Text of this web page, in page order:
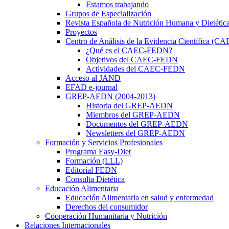
Estamos trabajando
Grupos de Especialización
Revista Española de Nutrición Humana y Dietética
Proyectos
Centro de Análisis de la Evidencia Científica
¿Qué es el CAEC-FEDN?
Objetivos del CAEC-FEDN
Actividades del CAEC-FEDN
Acceso al JAND
EFAD e-journal
GREP-AEDN (2004-2013)
Historia del GREP-AEDN
Miembros del GREP-AEDN
Documentos del GREP-AEDN
Newsletters del GREP-AEDN
Formación y Servicios Profesionales
Programa Easy-Diet
Formación (LLL)
Editorial FEDN
Consulta Dietética
Educación Alimentaria
Educación Alimentaria en salud y enfermedad
Derechos del consumidor
Cooperación Humanitaria y Nutrición
Relaciones Internacionales